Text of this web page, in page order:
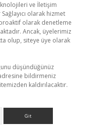
ve İletişim
olarak hizmet
olarak denetleme
Ancak, üyelerimiz
olup, siteye üye olarak
düşündüğünüz
bildirmeniz
kaldırılacaktır.